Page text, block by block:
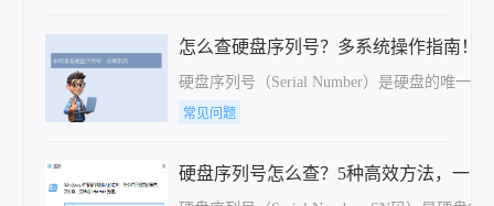
怎么查硬盘序列号？多系统操作指南！
硬盘序列号（Serial Number）是硬盘的唯一
常见问题
硬盘序列号怎么查？5种高效方法，一步